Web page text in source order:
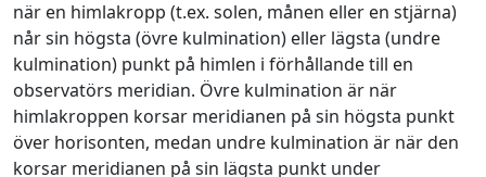
när en himlakropp (t.ex. solen, månen eller en stjärna)
når sin högsta (övre kulmination) eller lägsta (undre
kulmination) punkt på himlen i förhållande till en
observatörs meridian. Övre kulmination är när
himlakroppen korsar meridianen på sin högsta punkt
över horisonten, medan undre kulmination är när den
korsar meridianen på sin lägsta punkt under